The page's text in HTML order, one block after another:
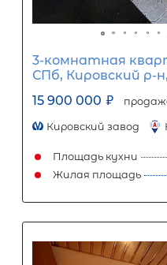
Популярное